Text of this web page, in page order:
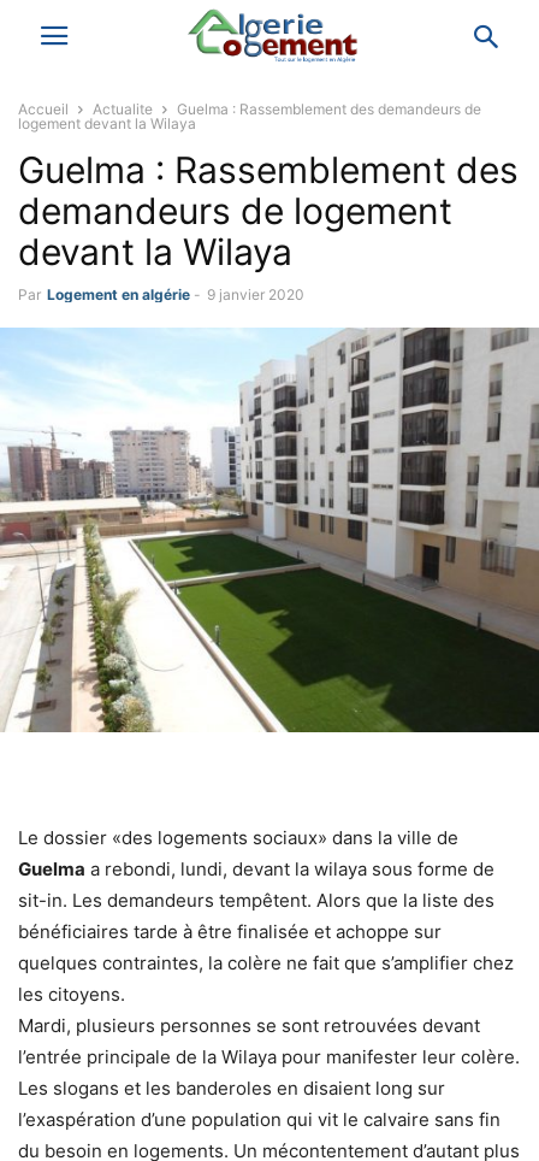
Accueil Actualite
Guelma : Rassemblement des demandeurs de
logement devant la Wilaya
Guelma : Rassemblement des
demandeurs de logement
devant la Wilaya
Par Logement en algérie - 9 janvier 2020
Le dossier «des logements sociaux» dans la ville de
Guelma a rebondi, lundi, devant la wilaya sous forme de
sit-in. Les demandeurs tempêtent. Alors que la liste des
bénéficiaires tarde à être finalisée et achoppe sur
quelques contraintes, la colère ne fait que s’amplifier chez
les citoyens.
Mardi, plusieurs personnes se sont retrouvées devant
l’entrée principale de la Wilaya pour manifester leur colère.
Les slogans et les banderoles en disaient long sur
l’exaspération d’une population qui vit le calvaire sans fin
du besoin en logements. Un mécontentement d’autant plus